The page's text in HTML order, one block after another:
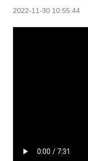
2022-11-30 10:55:44